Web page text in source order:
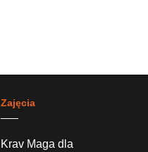
Zajęcia
Krav Maga dla